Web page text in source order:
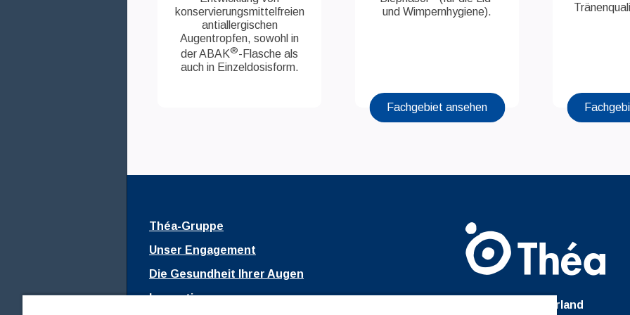
konservierungsmittelfreien
antiallergischen
Augentropfen, sowohl in
der ABAK®-Flasche als
auch in Einzeldosisform.
und Wimpernhygiene).
Fachgebiet ansehen
Théa Switzerland
Théa-Gruppe
Unser Engagement
Die Gesundheit Ihrer Augen
Innovationen